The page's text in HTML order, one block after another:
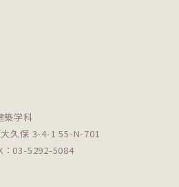
築学科
久保 3-4-1 55-N-701
：03-5292-5084